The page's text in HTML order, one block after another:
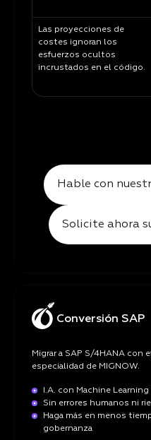
Las proyecciones de
costes ignoran los
esfuerzos ocultos
incrustados en el código.
Hable con
Solicite ahora
Conversión SAP
Migrar a SAP S/4HANA con
especialidad de MIGNOW.
I.A. con Machine
Sin errores humanos ni
Haga más en menos
gobernanza